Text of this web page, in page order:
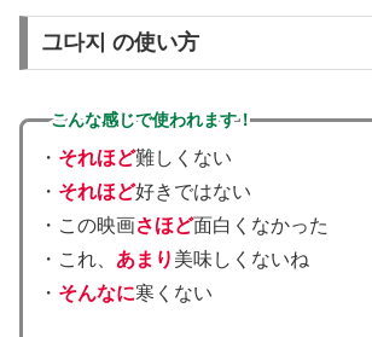
그다지 の使い方
こんな感じで使われます！
・ それほど難しくない
・ それほど好きではない
・この映画さほど面白くなかった
・これ、 あまり 美味しくないね
・ そんなに寒くない